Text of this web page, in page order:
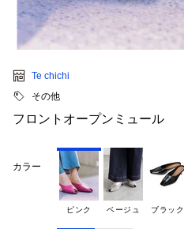
Te chichi
その他
フロントオープンミュール
カラー
ピンク ベージュ ブラック